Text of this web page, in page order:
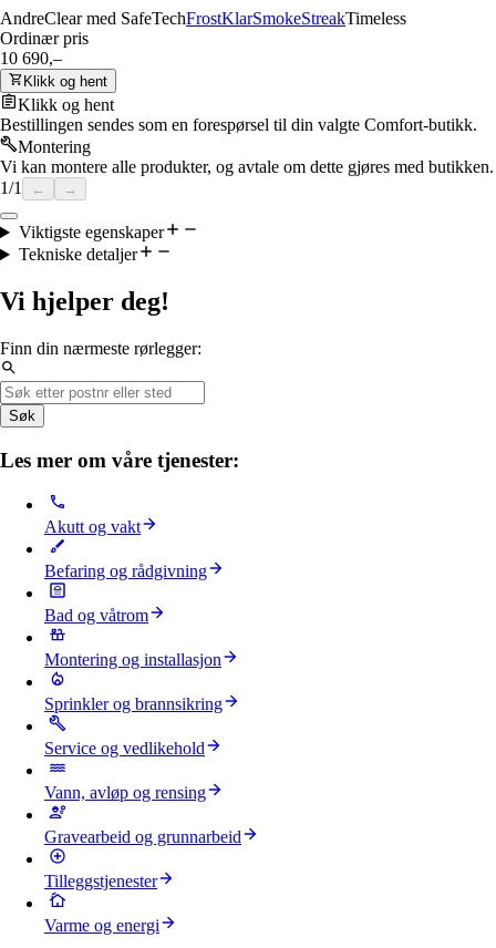
AndreClear med SafeTechFrostKlarSmokeStreakTimeless
Ordinær pris
10 690,–
Klikk og hent
Klikk og hent
Bestillingen sendes som en forespørsel til din valgte Comfort-butikk.
Montering
Vi kan montere alle produkter, og avtale om dette gjøres med butikken.
1/1 ← →
Viktigste egenskaper
Tekniske detaljer
Vi hjelper deg!
Finn din nærmeste rørlegger:
Søk
Les mer om våre tjenester:
Akutt og vakt
Befaring og rådgivning
Bad og våtrom
Montering og installasjon
Sprinkler og brannsikring
Service og vedlikehold
Vann, avløp og rensing
Gravearbeid og grunnarbeid
Tilleggstjenester
Varme og energi